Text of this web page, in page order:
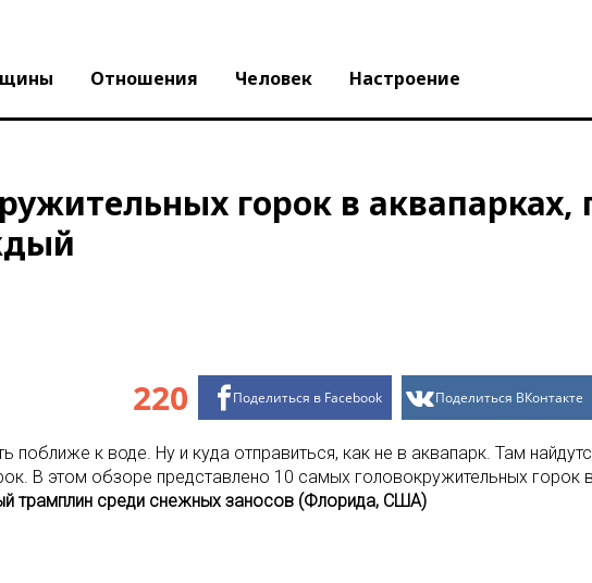
Отношения Человек Настроение
горок в аквапарках,
220 Поделиться в Facebook Поделиться ВКонтакте
поближе к воде. Ну и куда отправиться, как не в аквапарк. Там
В этом обзоре представлено 10 самых головокружительных горок
трамплин среди снежных заносов (Флорида, США)